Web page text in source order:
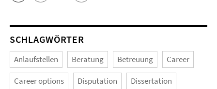
SCHLAGWÖRTER
Anlaufstellen Beratung Betreuung Career
Career options Disputation Dissertation